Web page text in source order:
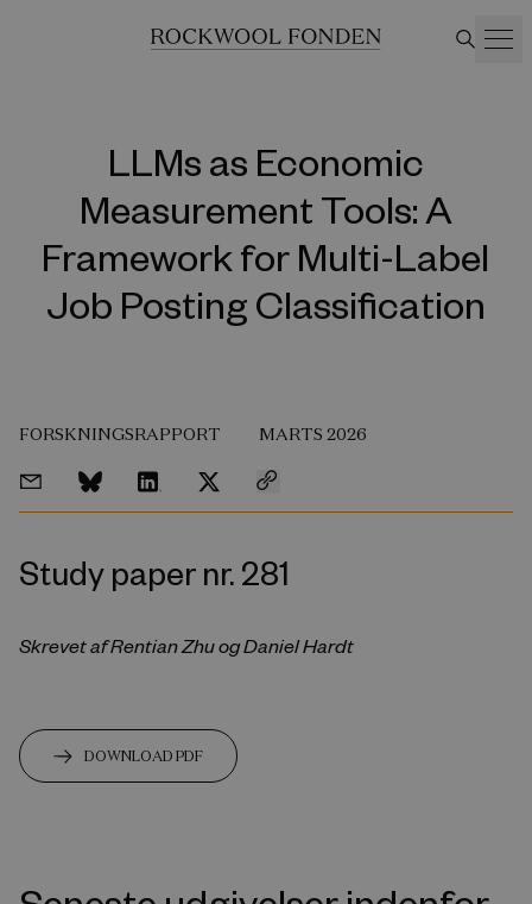
LLMs as Economic
Measurement Tools: A
Framework for Multi-Label
Job Posting Classification
FORSKNINGSRAPPORT MARTS 2026
Study paper nr. 281
Skrevet af Rentian Zhu og Daniel Hardt
DOWNLOAD PDF